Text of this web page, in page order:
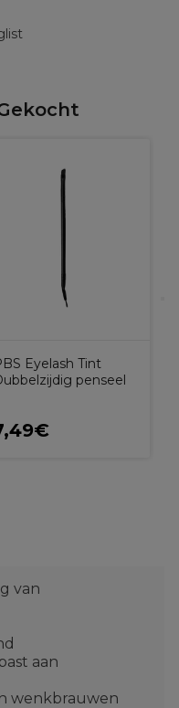
Eyelash Tint
penseel
van
aan
wenkbrauwen